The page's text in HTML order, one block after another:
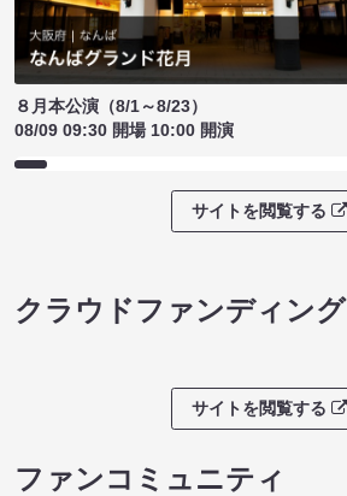
８月本公演（8/1～8/23）
08/09 09:30 開場 10:00 開演
サイトを閲覧する
クラウドファンディング
サイトを閲覧する
ファンコミュニティ